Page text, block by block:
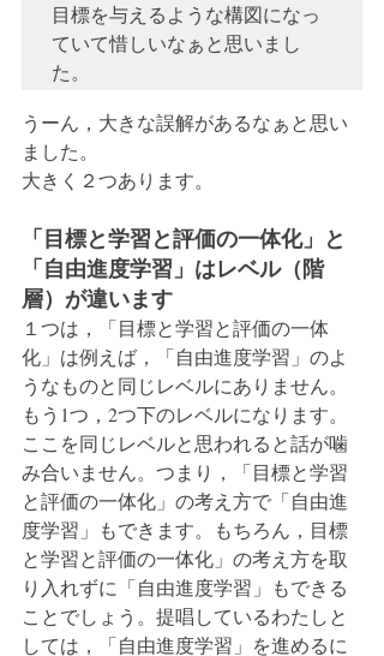
目標を与えるような構図になっ
ていて惜しいなぁと思いまし
た。
うーん，大きな誤解があるなぁと思い
ました。
大きく２つあります。
「目標と学習と評価の一体化」と
「自由進度学習」はレベル（階
層）が違います
１つは，「目標と学習と評価の一体
化」は例えば，「自由進度学習」のよ
うなものと同じレベルにありません。
もう1つ，2つ下のレベルになります。
ここを同じレベルと思われると話が噛
み合いません。つまり，「目標と学習
と評価の一体化」の考え方で「自由進
度学習」もできます。もちろん，目標
と学習と評価の一体化」の考え方を取
り入れずに「自由進度学習」もできる
ことでしょう。提唱しているわたしと
しては，「自由進度学習」を進めるに